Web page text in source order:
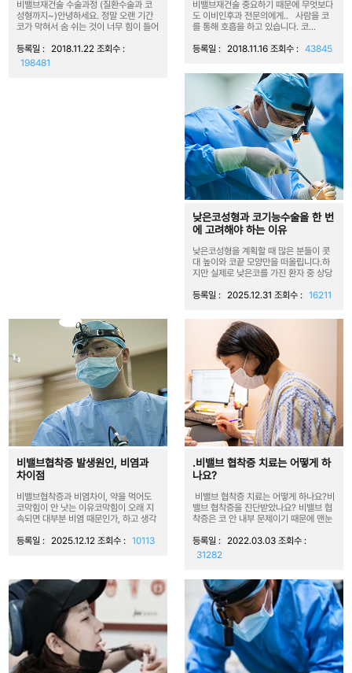
비밸브재건술 수술과정 (질환수술과 코
성형까지~)안녕하세요. 정말 오랜 기간
코가 막혀서 숨 쉬는 것이 너무 힘이 들어
등록일 : 2018.11.22 조회수 :
198481
비밸브재건술 중요하기 때문에 무엇보다
도 이비인후과 전문의에게.. 사람을 코
를 통해 호흡을 하고 있습니다. 코...
등록일 : 2018.11.16 조회수 : 43845
낮은코성형과 코기능수술을 한 번
에 고려해야 하는 이유
낮은코성형을 계획할 때 많은 분들이 콧
대 높이와 코끝 모양만을 떠올립니다.하
지만 실제로 낮은코를 가진 환자 중 상당
등록일 :
2025.12.31 조회수 : 16211
비밸브협착증 발생원인, 비염과
차이점
비밸브협착증과 비염차이, 약을 먹어도
코막힘이 안 낫는 이유코막힘이 오래 지
속되면 대부분 비염 때문인가, 하고 생각
등록일 : 2025.12.12 조회수 : 10113
.비밸브 협착증 치료는 어떻게 하
나요?
비밸브 협착증 치료는 어떻게 하나요?비
밸브 협착증을 진단받았나요? 비밸브 협
착증은 코 안 내부 문제이기 때문에 맨눈
등록일 : 2022.03.03 조회수 :
31282